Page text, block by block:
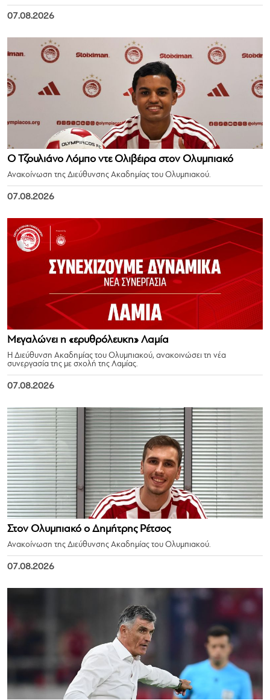
07.08.2026
Ο Τζουλιάνο Λόμπο ντε Ολιβέιρα στον Ολυμπιακό
Ανακοίνωση της Διεύθυνσης Ακαδημίας του Ολυμπιακού.
07.08.2026
Μεγαλώνει η «ερυθρόλευκη» Λαμία
Η Διεύθυνση Ακαδημίας του Ολυμπιακού, ανακοινώσει τη νέα
συνεργασία της με σχολή της Λαμίας.
07.08.2026
Στον Ολυμπιακό ο Δημήτρης Ρέτσος
Ανακοίνωση της Διεύθυνσης Ακαδημίας του Ολυμπιακού.
07.08.2026